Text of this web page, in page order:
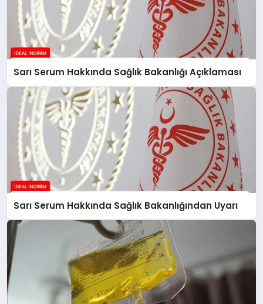
Sarı Serum Hakkında Sağlık Bakanlığı Açıklaması
Sarı Serum Hakkında Sağlık Bakanlığından Uyarı